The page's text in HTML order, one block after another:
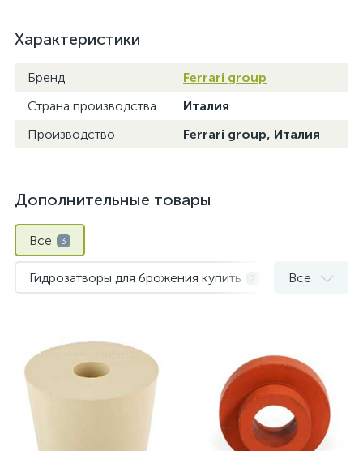
Характеристики
Бренд
Ferrari group
Страна производства
Италия
Производство
Ferrari group, Италия
Дополнительные товары
Все 3
Гидрозатворы для брожения купить 2 Все